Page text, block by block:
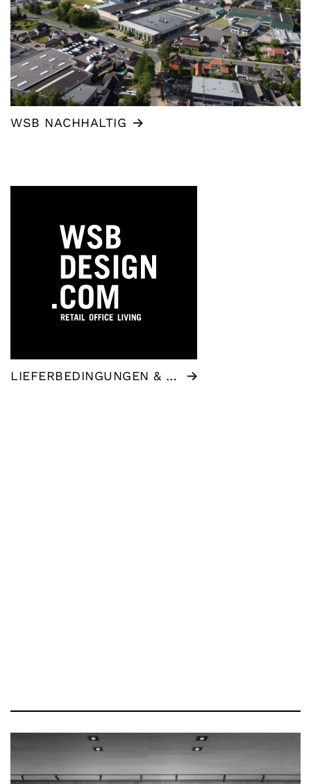
WSB NACHHALTIG
LIEFERBEDINGUNGEN & IMPRESSUM WSB